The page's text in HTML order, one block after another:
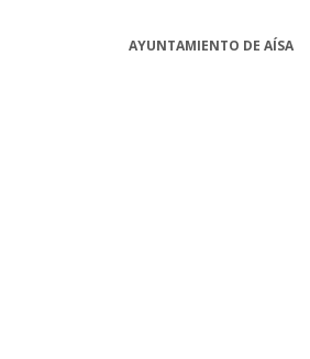
AYUNTAMIENTO DE AÍSA